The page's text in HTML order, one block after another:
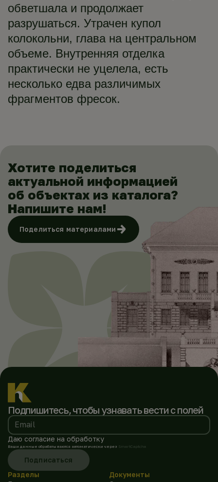
обветшала и продолжает
разрушаться. Утрачен купол
колокольни, глава на центральном
объеме. Внутренняя отделка
практически не уцелела, есть
несколько едва различимых
фрагментов фресок.
Хотите поделиться
актуальной информацией
об объектах из каталога?
Напишите нам!
Поделиться материалами
Подпишитесь, чтобы узнавать вести с полей
Email
Даю согласие на обработку
Ваши данные обрабатываются автоматически через SmartCaptcha
Подписаться
Разделы
Документы